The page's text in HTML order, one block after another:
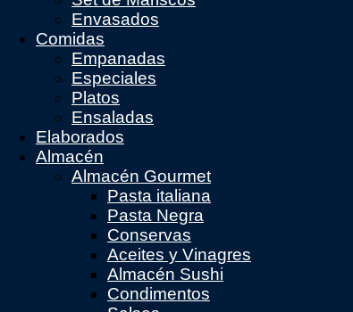
Envasados
Comidas
Empanadas
Especiales
Platos
Ensaladas
Elaborados
Almacén
Almacén Gourmet
Pasta italiana
Pasta Negra
Conservas
Aceites y Vinagres
Almacén Sushi
Condimentos